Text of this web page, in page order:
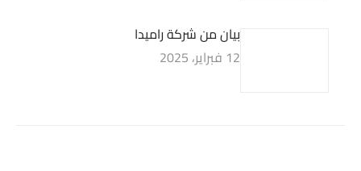
بيان من شركة راميدا
12 فبراير، 2025